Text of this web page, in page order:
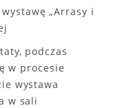
„Arrasy i
podczas
w procesie
wystawa
w sali